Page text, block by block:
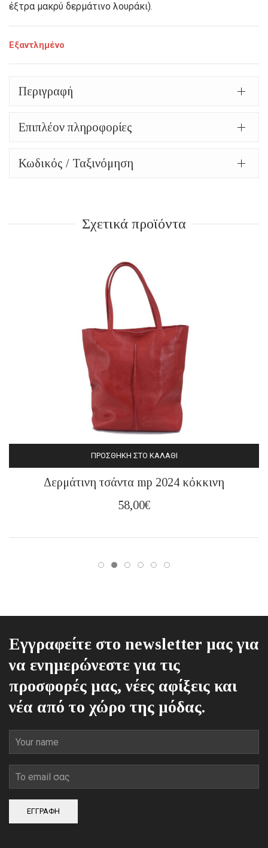
έξτρα μακρύ δερμάτινο λουράκι).
Εξαντλημένο
Περιγραφή
Επιπλέον πληροφορίες
Κωδικός / Ταξινόμηση
Σχετικά προϊόντα
ΠΡΟΣΘΉΚΗ ΣΤΟ ΚΑΛΆΘΙ
Δερμάτινη τσάντα mp 2024 κόκκινη
58,00€
Εγγραφείτε στο newsletter μας για
να ενημερώνεστε για τις
προσφορές μας, νέες αφίξεις και
νέα από το χώρο της μόδας.
ΕΓΓΡΑΦΗ